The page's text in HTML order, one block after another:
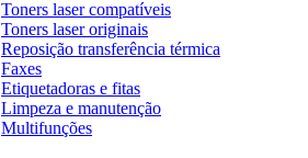
Toners laser compatíveis
Toners laser originais
Reposição transferência térmica
Faxes
Etiquetadoras e fitas
Limpeza e manutenção
Multifunções